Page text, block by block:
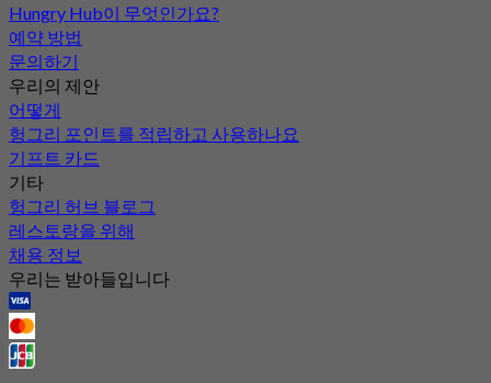
Hungry Hub이 무엇인가요?
예약 방법
문의하기
우리의 제안
어떻게
헝그리 포인트를 적립하고 사용하나요
기프트 카드
기타
헝그리 허브 블로그
레스토랑을 위해
채용 정보
우리는 받아들입니다